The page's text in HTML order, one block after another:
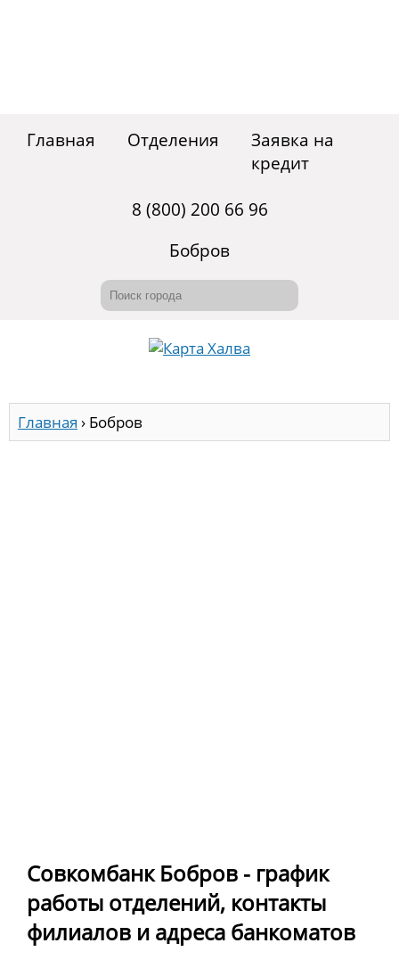
Главная Отделения
Заявка на
кредит
8 (800) 200 66 96
Бобров
Главная › Бобров
Совкомбанк Бобров - график
работы отделений, контакты
филиалов и адреса банкоматов